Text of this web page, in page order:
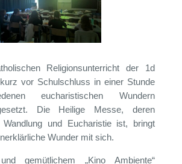
Religionsunterricht der 1d
vor Schulschluss in einer Stunde
eucharistischen Wundern
Die Heilige Messe, deren
Wandlung und Eucharistie ist, bringt
Wunder mit sich.
gemütlichem „Kino Ambiente“